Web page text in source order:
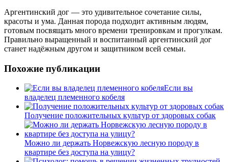
Аргентинский дог — это удивительное сочетание силы,
красоты и ума. Данная порода подходит активным людям,
готовым посвящать много времени тренировкам и прогулкам.
Правильно выращенный и воспитанный аргентинский дог
станет надёжным другом и защитником всей семьи.
Похожие публикации
Если вы
владелец племенного кобеля
Получение положительных культур от здоровых собак
Можно ли держать Норвежскую лесную породу в
квартире без доступа на улицу?